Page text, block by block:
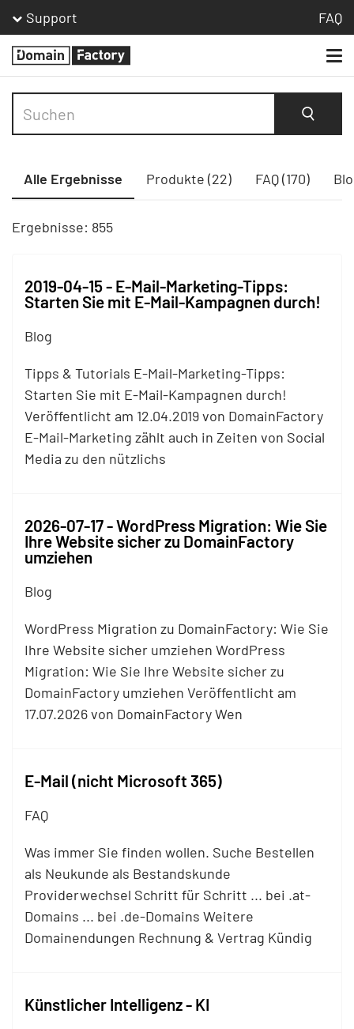
Support FAQ
Homepage
Suche
Alle Ergebnisse Produkte (22) FAQ (170)
Ergebnisse: 855
2019-04-15 - E-Mail-Marketing-Tipps:
Starten Sie mit E-Mail-Kampagnen durch!
Blog
Tipps & Tutorials E-Mail-Marketing-Tipps:
Starten Sie mit E-Mail-Kampagnen durch!
Veröffentlicht am 12.04.2019 von DomainFactory
E-Mail-Marketing zählt auch in Zeiten von Social
Media zu den nützlichs
2026-07-17 - WordPress Migration: Wie Sie
Ihre Website sicher zu DomainFactory
umziehen
Blog
WordPress Migration zu DomainFactory: Wie Sie
Ihre Website sicher umziehen WordPress
Migration: Wie Sie Ihre Website sicher zu
DomainFactory umziehen Veröffentlicht am
17.07.2026 von DomainFactory Wen
E-Mail (nicht Microsoft 365)
FAQ
Was immer Sie finden wollen. Suche Bestellen
als Neukunde als Bestandskunde
Providerwechsel Schritt für Schritt ... bei .at-
Domains ... bei .de-Domains Weitere
Domainendungen Rechnung & Vertrag Kündig
Künstlicher Intelligenz - KI